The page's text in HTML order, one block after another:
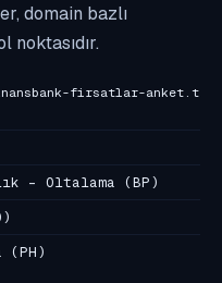
domain bazlı
noktasıdır.
firsatlar-anket.t
- Oltalama (BP)
(PH)